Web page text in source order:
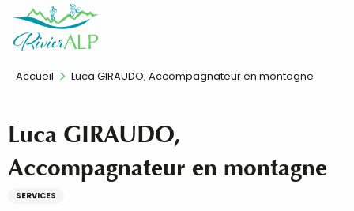
contenu
FR
Accueil Luca GIRAUDO, Accompagnateur en montagne
Luca GIRAUDO,
Accompagnateur en montagne
SERVICES